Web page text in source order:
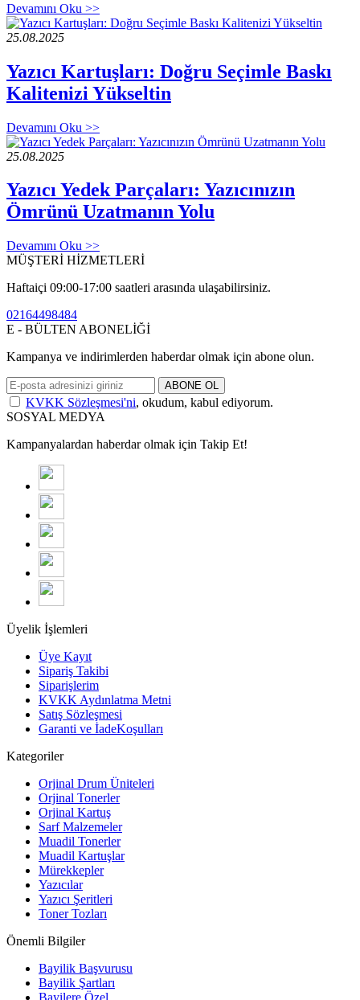
Devamını Oku >>
25.08.2025
Yazıcı Kartuşları: Doğru Seçimle Baskı
Kalitenizi Yükseltin
Devamını Oku >>
25.08.2025
Yazıcı Yedek Parçaları: Yazıcınızın
Ömrünü Uzatmanın Yolu
Devamını Oku >>
MÜŞTERİ HİZMETLERİ
Haftaiçi 09:00-17:00 saatleri arasında ulaşabilirsiniz.
02164498484
E - BÜLTEN ABONELİĞİ
Kampanya ve indirimlerden haberdar olmak için abone olun.
ABONE OL
KVKK Sözleşmesi'ni, okudum, kabul ediyorum.
SOSYAL MEDYA
Kampanyalardan haberdar olmak için Takip Et!
Üyelik İşlemleri
Üye Kayıt
Sipariş Takibi
Siparişlerim
KVKK Aydınlatma Metni
Satış Sözleşmesi
Garanti ve İadeKoşulları
Kategoriler
Orjinal Drum Üniteleri
Orjinal Tonerler
Orjinal Kartuş
Sarf Malzemeler
Muadil Tonerler
Muadil Kartuşlar
Mürekkepler
Yazıcılar
Yazıcı Şeritleri
Toner Tozları
Önemli Bilgiler
Bayilik Başvurusu
Bayilik Şartları